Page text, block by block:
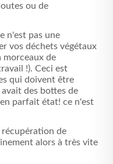
ou de
n'est pas une
vos déchets végétaux
morceaux de
!). Ceci est
qui doivent être
des bottes de
parfait état! ce n'est
récupération de
alors à très vite